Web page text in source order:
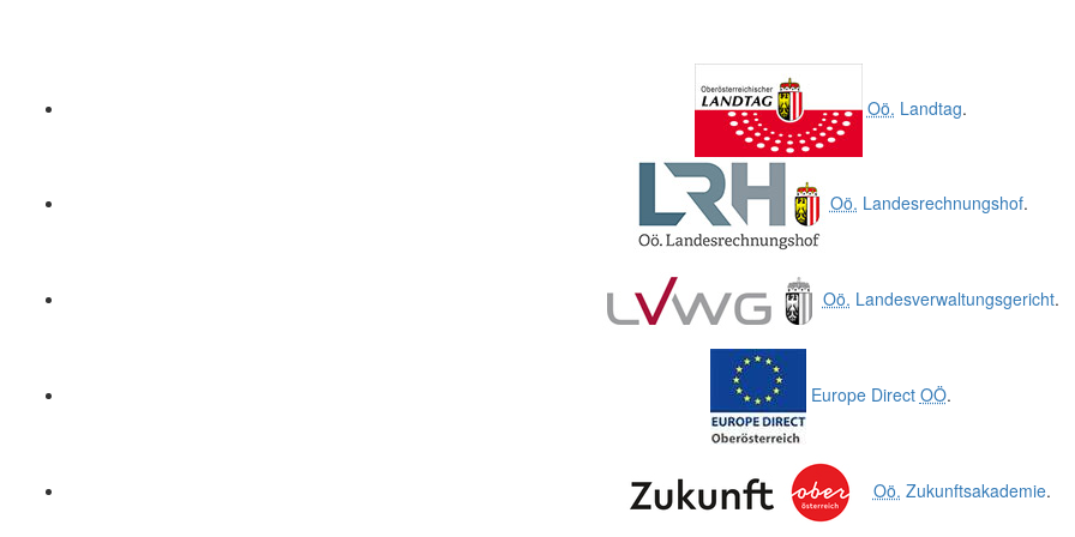
Oö. Landtag.
Oö. Landesrechnungshof.
Oö. Landesverwaltungsgericht.
Europe Direct OÖ.
Oö. Zukunftsakademie.